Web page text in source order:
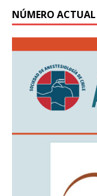
NÚMERO ACTUAL